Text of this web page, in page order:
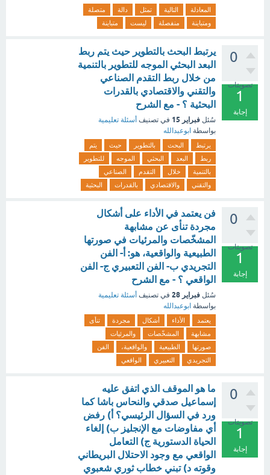
المعادلة التالية تمثل دالة
متصلة
ومتباينة
منفصلة ليست متباينة
0
تصويتات
1
إجابة
يرتبط البحث بالتطوير حيث يتم ربط
البعد البحثي الموجه للتطوير بالتنمية
من خلال ربط التقدم الصناعي
والتقني والاقتصادي بالقدرات
البحثية ؟ - مع الشرح
سُئل فبراير 15 في تصنيف أسئلة تعليمية
بواسطة ابوعبدالله
يرتبط البحث بالتطوير حيث
يتم
ربط
البعد البحثي الموجه
للتطوير
بالتنمية
خلال التقدم
الصناعي
والتقني
والاقتصادي بالقدرات البحثية
0
تصويتات
1
إجابة
فن يعتمد في الأداء على أشكال
مجردة تنأى عن مشابهة
المشخّصات والمرئيات في صورتها
الطبيعية والواقعية، هو: أ- الفن
التجريدي ب- الفن التعبيري ج- الفن
الواقعي ؟ - مع الشرح
سُئل فبراير 28 في تصنيف أسئلة تعليمية
بواسطة ابوعبدالله
يعتمد الأداء أشكال مجردة
تنأى
مشابهة
المشخّصات
والمرئيات
صورتها
الطبيعية والواقعية،
الفن
التجريدي
التعبيري الواقعي
0
تصويتات
1
إجابة
ما هو الموقف الذي اتفق عليه
إسماعيل صدقي والنحاس باشا كما
ورد في السؤال الرئيسي؟ أ) رفض
أي مفاوضات مع الإنجليز ب) إلغاء
الحياة الدستورية ج) التعامل
الواقعي مع وجود الاحتلال البريطاني
وقوته د) تبني خطاب ثوري شعبوي